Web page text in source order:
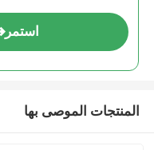
استمر
المنتجات الموصى بها